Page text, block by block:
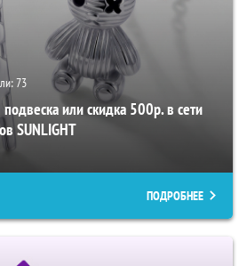
73
или скидка 500р. в сети
SUNLIGHT
ПОДРОБНЕЕ